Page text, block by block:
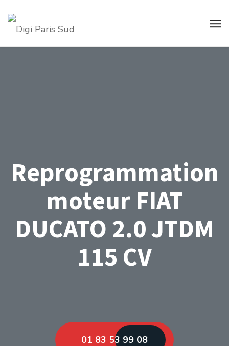
Reprogrammation
moteur FIAT
DUCATO 2.0 JTDM
115 CV
01 83 53 99 08